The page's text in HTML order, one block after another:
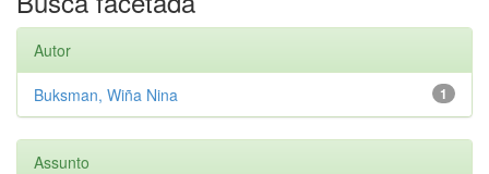
Autor
1
Buksman, Wiña Nina
Assunto